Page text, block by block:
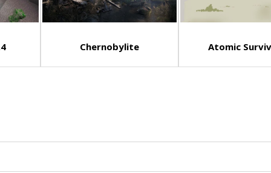
Chernobylite Atomic